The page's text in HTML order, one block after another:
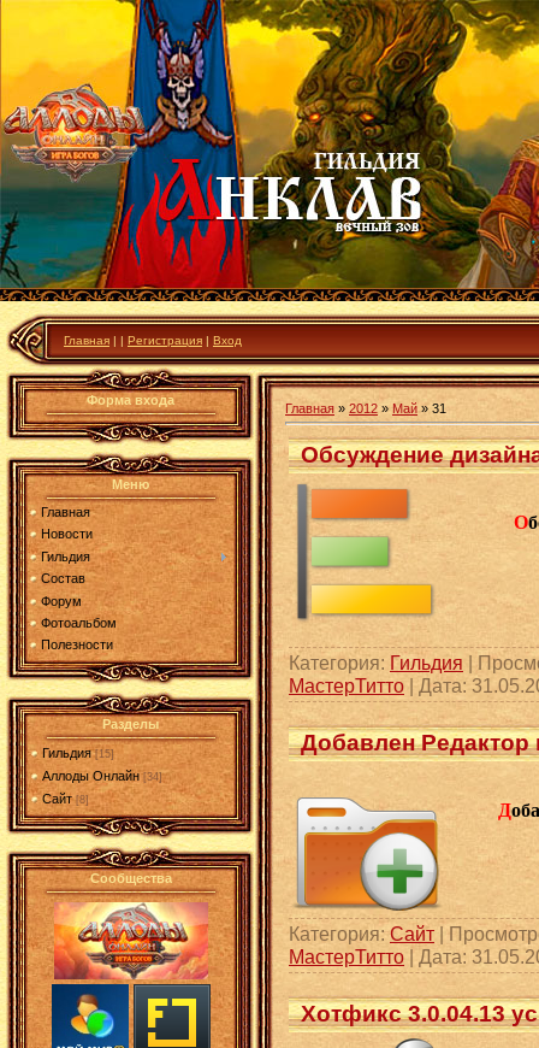
Главная | | Регистрация | Вход
Форма входа
Меню
Главная
Новости
Гильдия
Состав
Форум
Фотоальбом
Полезности
Разделы
Гильдия [15]
Аллоды Онлайн [34]
Сайт [8]
Сообщества
Главная » 2012 » Май » 31
Обсуждение
О
Категория: Гильдия |
МастерТитто | Дата:
Добавлен Редактор
Д
Категория:Сайт |
МастерТитто | Дата:
Хотфикс 3.0.04.13